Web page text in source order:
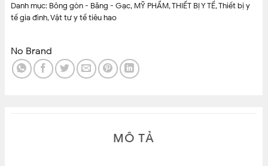
Danh mục: Bông gòn - Băng - Gạc, MỸ PHẨM,THIẾT BỊ Y TẾ,Thiết bị y
tế gia đình,Vật tư y tế tiêu hao
No Brand
MÔ TẢ